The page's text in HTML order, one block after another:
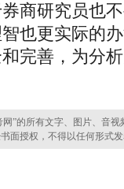
商研究员也
也更实际的
完善，为分
”的所有文字、图片、音视
面授权，不得以任何形式